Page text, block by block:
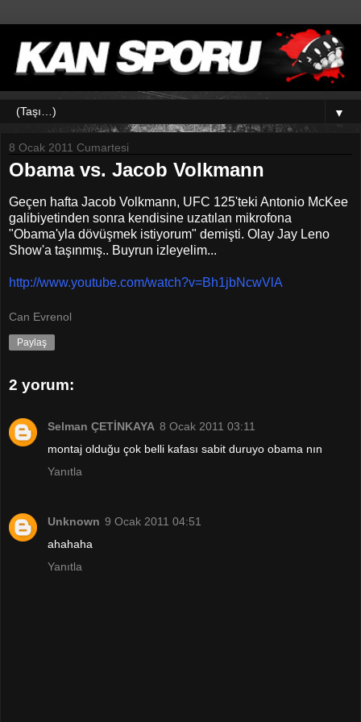
▼
8 Ocak 2011 Cumartesi
Obama vs. Jacob Volkmann
Geçen hafta Jacob Volkmann, UFC 125'teki Antonio McKee
galibiyetinden sonra kendisine uzatılan mikrofona
"Obama'yla dövüşmek istiyorum" demişti. Olay Jay Leno
Show'a taşınmış.. Buyrun izleyelim...
http://www.youtube.com/watch?v=Bh1jbNcwVlA
Can Evrenol
Paylaş
2 yorum:
Selman ÇETİNKAYA 8 Ocak 2011 03:11
montaj olduğu çok belli kafası sabit duruyo obama nın
Yanıtla
Unknown 9 Ocak 2011 04:51
ahahaha
Yanıtla